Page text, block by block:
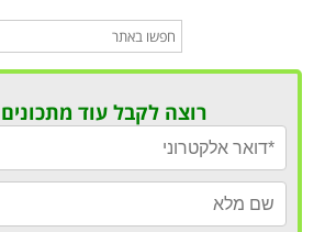
רוצה לקבל עוד מתכונים